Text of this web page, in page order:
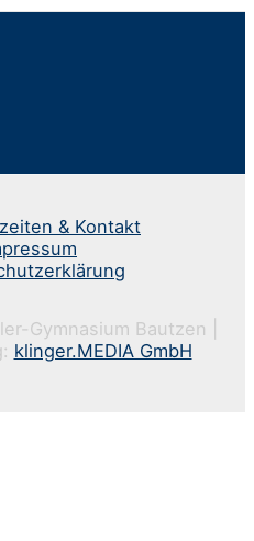
& Kontakt
Gymnasium Bautzen |
klinger.MEDIA GmbH